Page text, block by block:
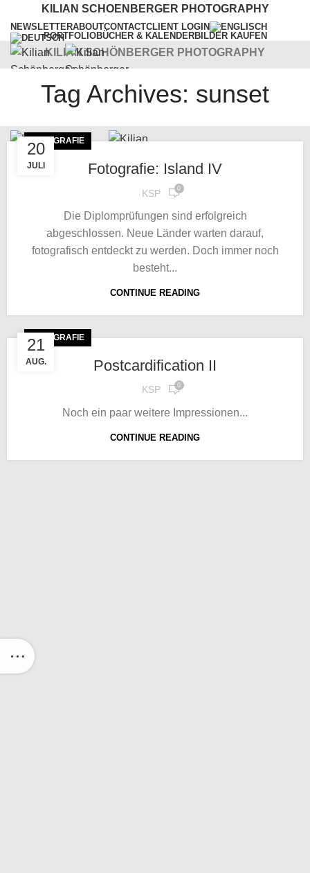
KILIAN SCHOENBERGER PHOTOGRAPHY
NEWSLETTERABOUTCONTACTCLIENT LOGIN
KILIAN SCHÖNBERGER PHOTOGRAPHY
PORTFOLIOBÜCHER & KALENDERBILDER KAUFEN
WORKSHOPS VORTRÄGESERVICESBLOG
Tag Archives: sunset
20
JULI
FOTOGRAFIE
Fotografie: Island IV
KSP 0
Die Diplomprüfungen sind erfolgreich
abgeschlossen. Neue Länder warten darauf,
fotografisch entdeckt zu werden. Doch immer noch
besteht...
CONTINUE READING
21
AUG.
FOTOGRAFIE
Postcardification II
KSP 0
Noch ein paar weitere Impressionen...
CONTINUE READING